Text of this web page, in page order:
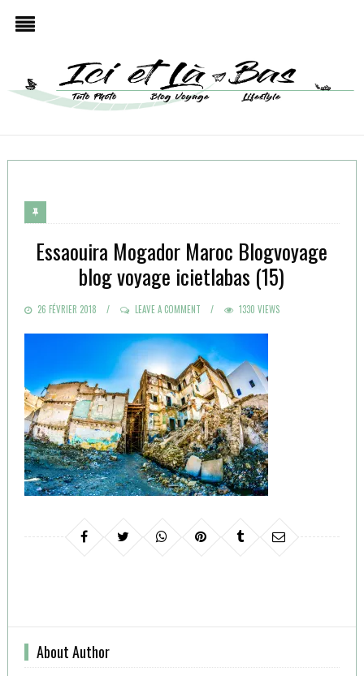
Essaouira Mogador Maroc Blogvoyage
blog voyage icietlabas (15)
POSTED
26 FÉVRIER 2018 LEAVE A COMMENT 1330 VIEWS
About Author